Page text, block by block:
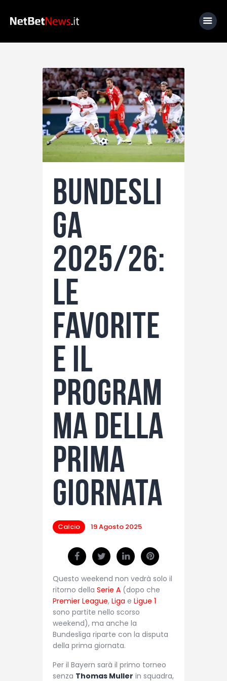
Home
News
Calcio
Basket
Tennis
Fantacalcio
I consigli di Giulia
Serie A
Bundesli
ga
2025/26:
le
favorite
e il
program
ma della
prima
giornata
Calcio 19 Agosto 2025
Questo weekend non vedrà solo il
ritorno della Serie A (dopo che
Premier League, Liga e Ligue 1
sono partite nello scorso
weekend), ma anche la
Bundesliga riparte con la disputa
della prima giornata.
Per il Bayern sarà il primo torneo
senza Thomas Muller in squadra,